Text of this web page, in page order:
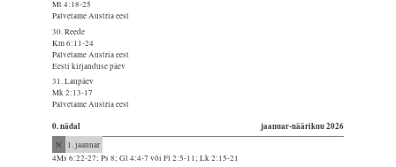
Mt 4:18-25
Palvetame Austria eest
30. Reede
Km 6:11-24
Palvetame Austria eest
Eesti kirjanduse päev
31. Laupäev
Mk 2:13-17
Palvetame Austria eest
0. nädal jaanuar-näärikuu 2026
N
1. jaanuar
4Ms 6:22-27; Ps 8; Gl 4:4-7 või Fl 2:5-11; Lk 2:15-21